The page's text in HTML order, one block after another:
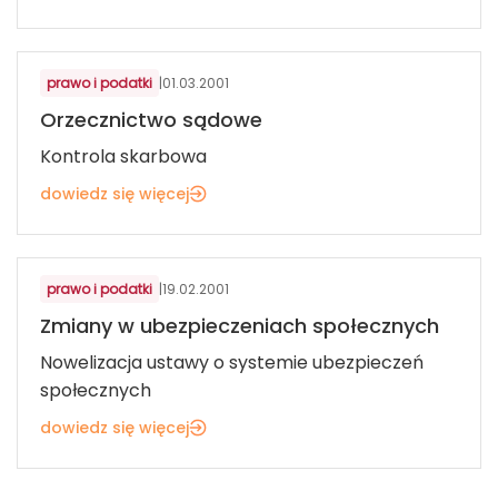
prawo i podatki |01.03.2001
Orzecznictwo sądowe
Kontrola skarbowa
dowiedz się więcej
prawo i podatki |19.02.2001
Zmiany w ubezpieczeniach społecznych
Nowelizacja ustawy o systemie ubezpieczeń
społecznych
dowiedz się więcej